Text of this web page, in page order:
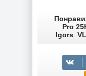
Pro